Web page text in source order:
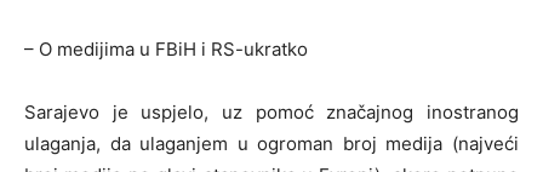
– O medijima u FBiH i RS-ukratko
Sarajevo je uspjelo, uz pomoć značajnog inostranog
ulaganja, da ulaganjem u ogroman broj medija (najveći